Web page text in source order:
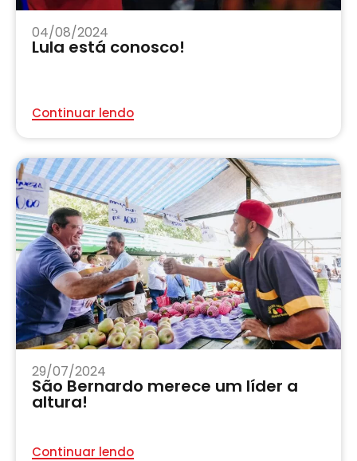
04/08/2024
Lula está conosco!
Continuar lendo
29/07/2024
São Bernardo merece um líder a
altura!
Continuar lendo